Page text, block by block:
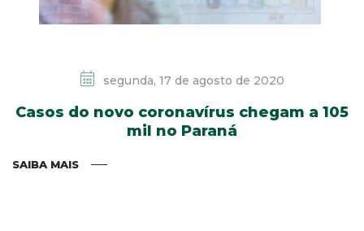
segunda, 17 de agosto de 2020
Casos do novo coronavírus chegam a 105
mil no Paraná
SAIBA MAIS